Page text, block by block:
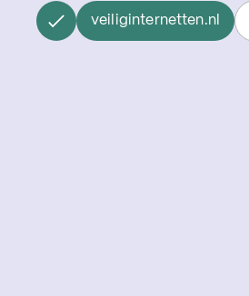
veiliginternetten.nl